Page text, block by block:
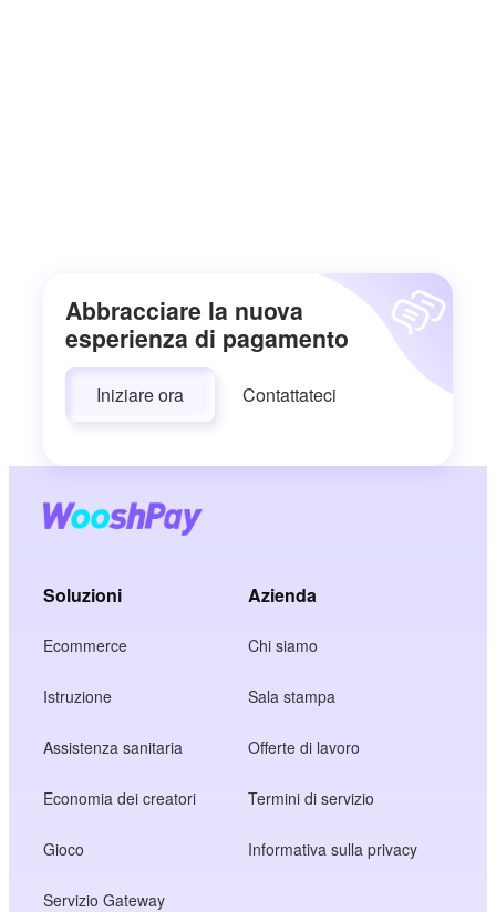
Abbracciare la nuova
esperienza di pagamento
Iniziare ora Contattateci
Soluzioni
Ecommerce
Istruzione
Assistenza sanitaria
Economia dei creatori
Gioco
Servizio Gateway
Azienda
Chi siamo
Sala stampa
Offerte di lavoro
Termini di servizio
Informativa sulla privacy